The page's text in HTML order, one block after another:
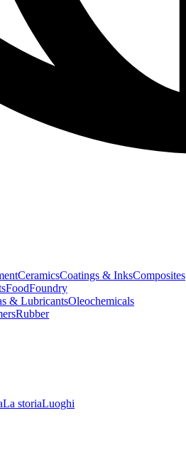
CeramicsCoatings & InksComposites
FoodFoundry
& LubricantsOleochemicals
Rubber
La storiaLuoghi